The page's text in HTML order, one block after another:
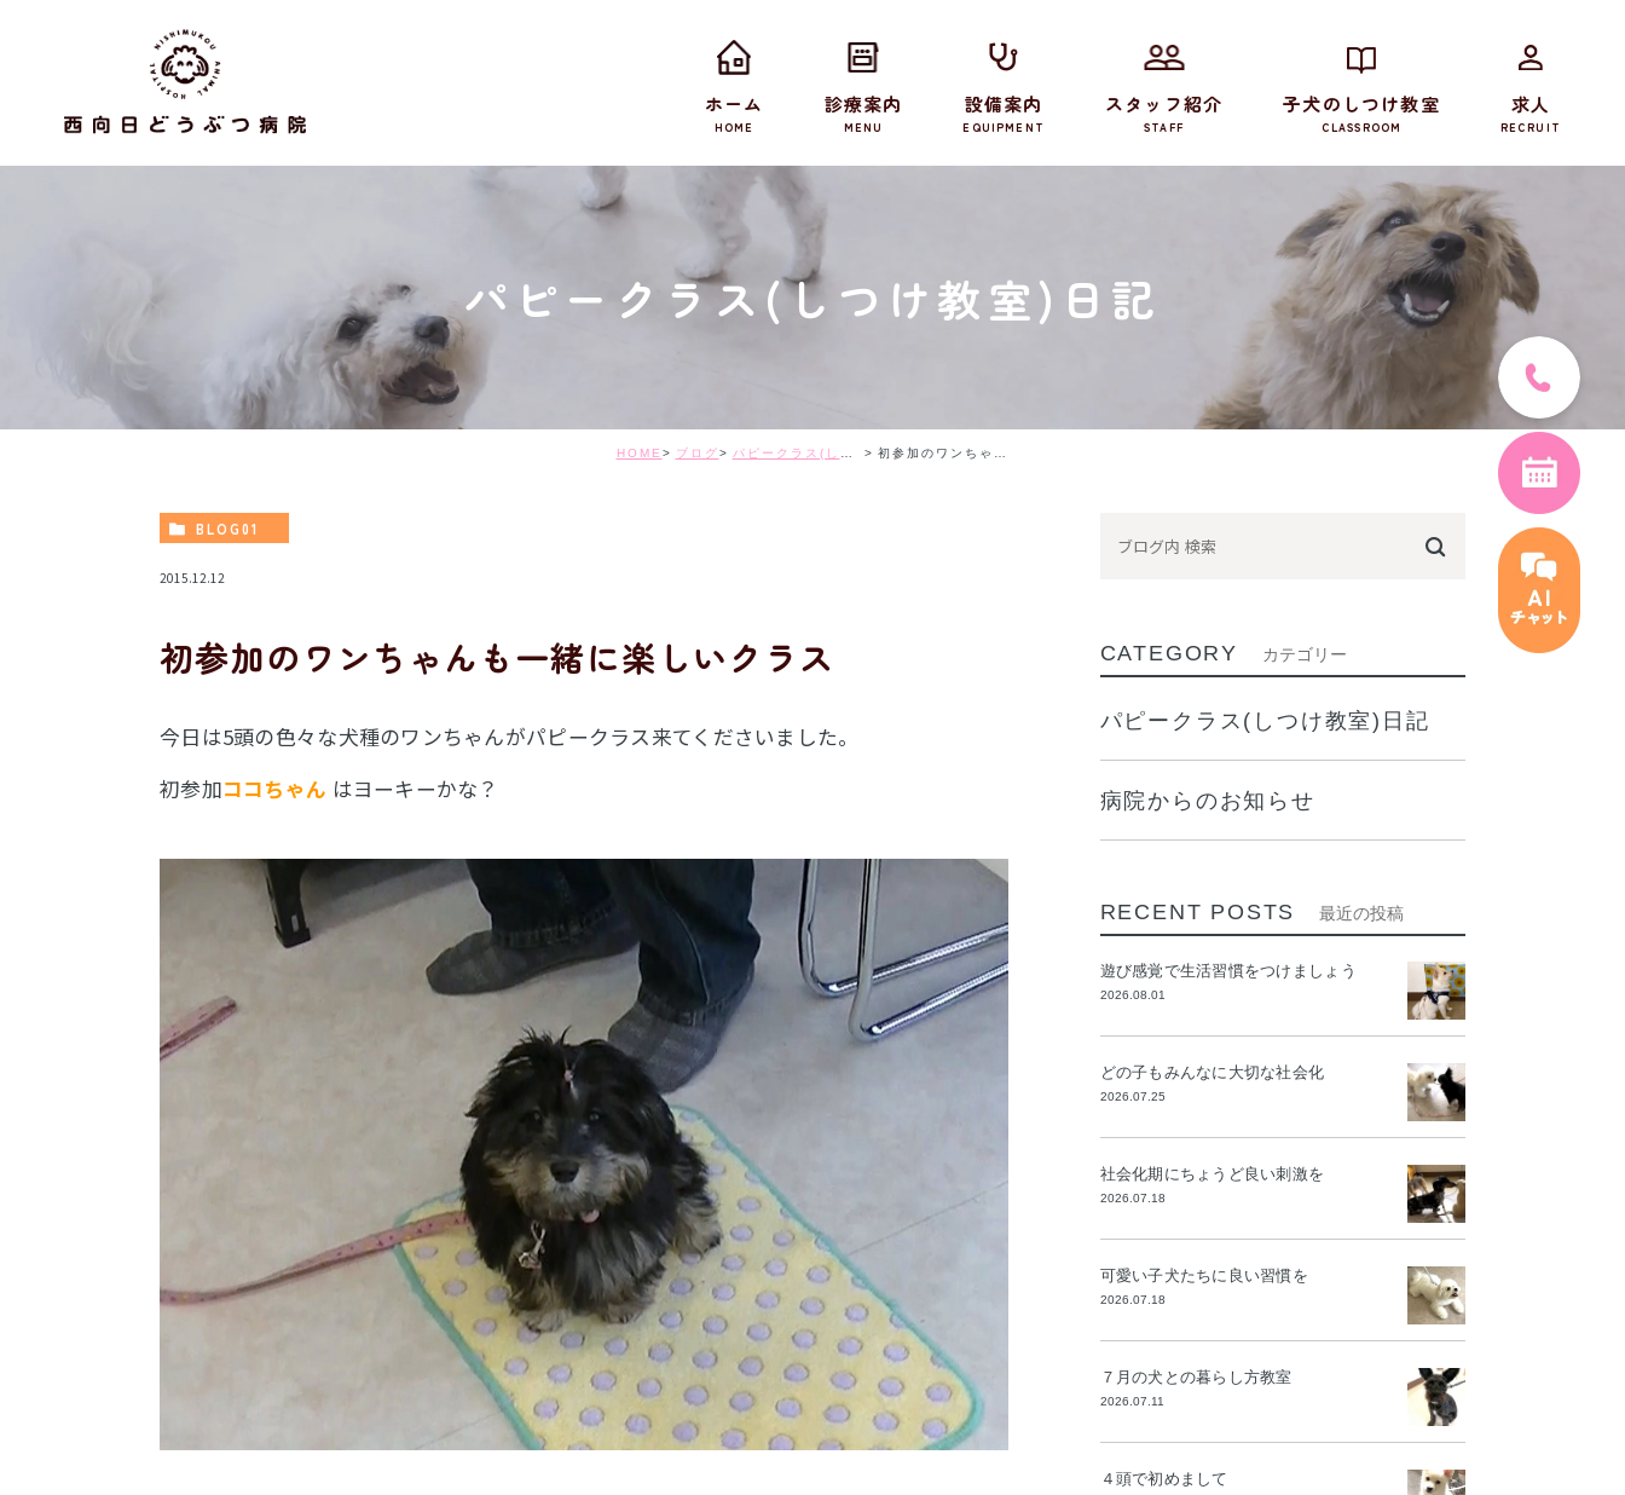
ホーム
HOME
診療案内
MENU
設備案内
EQUIPMENT
スタッフ紹介
STAFF
子犬のしつけ教室
CLASSROOM
求人
RECRUIT
パピークラス(しつけ教室)日記
HOME ブログ パピークラス(しつけ教室)日記 初参加のワンちゃんも一緒に楽しいクラス
BLOG01
2015.12.12
初参加のワンちゃんも一緒に楽しいクラス
今日は5頭の色々な犬種のワンちゃんがパピークラス来てくださいました。
初参加ココちゃん はヨーキーかな？
CATEGORY カテゴリー
パピークラス(しつけ教室)日記
病院からのお知らせ
RECENT POSTS 最近の投稿
遊び感覚で生活習慣をつけましょう
2026.08.01
どの子もみんなに大切な社会化
2026.07.25
社会化期にちょうど良い刺激を
2026.07.18
可愛い子犬たちに良い習慣を
2026.07.18
７月の犬との暮らし方教室
2026.07.11
４頭で初めまして